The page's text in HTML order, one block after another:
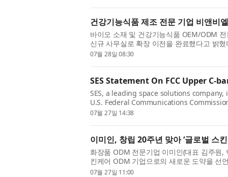
건강기능식품 제조 전문 기업 비앤비
바이오 소재 및 건강기능식품 OEM/ODM
신규 사무실로 확장 이전을 완료했다고 밝
OEM/ODM 매출 급상승과 사업 규모 확대에
07월 28일 08:30
SES Statement On FCC Upper C-
SES, a leading space solutions
U.S. Federal Communications
Order that makes 160 megahertz of the
07월 27일 14:38
이미인, 창립 20주년 맞아 ‘글로벌 스
화장품 ODM 전문기업 이미인(대표 김주원
킨케어 ODM 기업으로의 새로운 도약을 선
를 바탕으로, 사람과 기술을 연결하...
07월 27일 11:00